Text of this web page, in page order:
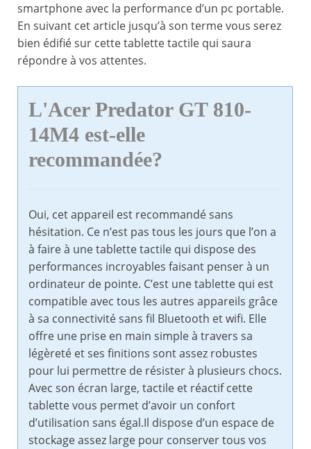
smartphone avec la performance d’un pc portable.
En suivant cet article jusqu’à son terme vous serez
bien édifié sur cette tablette tactile qui saura
répondre à vos attentes.
L'Acer Predator GT 810-
14M4 est-elle
recommandée?
Oui, cet appareil est recommandé sans
hésitation. Ce n’est pas tous les jours que l’on a
à faire à une tablette tactile qui dispose des
performances incroyables faisant penser à un
ordinateur de pointe. C’est une tablette qui est
compatible avec tous les autres appareils grâce
à sa connectivité sans fil Bluetooth et wifi. Elle
offre une prise en main simple à travers sa
légèreté et ses finitions sont assez robustes
pour lui permettre de résister à plusieurs chocs.
Avec son écran large, tactile et réactif cette
tablette vous permet d’avoir un confort
d’utilisation sans égal.Il dispose d’un espace de
stockage assez large pour conserver tous vos